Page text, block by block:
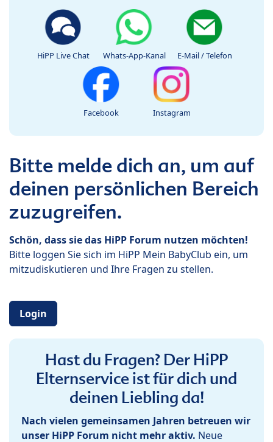
HiPP Live Chat Whats-App-Kanal E-Mail / Telefon
Facebook Instagram
Bitte melde dich an, um auf
deinen persönlichen Bereich
zuzugreifen.
Schön, dass sie das HiPP Forum nutzen möchten!
Bitte loggen Sie sich im HiPP Mein BabyClub ein, um
mitzudiskutieren und Ihre Fragen zu stellen.
Login
Hast du Fragen? Der HiPP
Elternservice ist für dich und
deinen Liebling da!
Nach vielen gemeinsamen Jahren betreuen wir
unser HiPP Forum nicht mehr aktiv. Neue